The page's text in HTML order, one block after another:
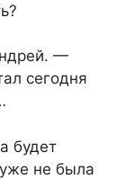
—
сегодня
будет
не была